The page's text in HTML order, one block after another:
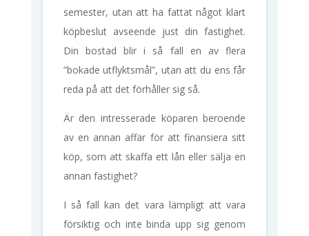
semester, utan att ha fattat något klart
köpbeslut avseende just din fastighet.
Din bostad blir i så fall en av flera
”bokade utflyktsmål”, utan att du ens får
reda på att det förhåller sig så.
Är den intresserade köparen beroende
av en annan affär för att finansiera sitt
köp, som att skaffa ett lån eller sälja en
annan fastighet?
I så fall kan det vara lämpligt att vara
försiktig och inte binda upp sig genom